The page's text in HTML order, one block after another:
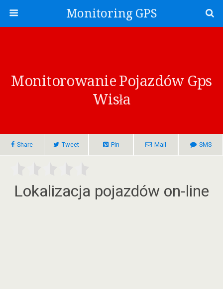
Monitoring GPS
Monitorowanie Pojazdów Gps
Wisła
Share Tweet Pin Mail SMS
Lokalizacja pojazdów on-line